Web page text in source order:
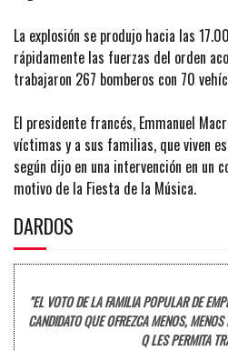
La explosión se produjo hacia las
rápidamente las fuerzas del orden
trabajaron 267 bomberos con 70
El presidente francés, Emmanuel
víctimas y a sus familias, que viven
según dijo en una intervención en un
motivo de la Fiesta de la Música.
DARDOS
"EL VOTO DE LA FAMILIA POPULAR DE
CANDIDATO QUE OFREZCA MENOS,
Q LES PERMITA